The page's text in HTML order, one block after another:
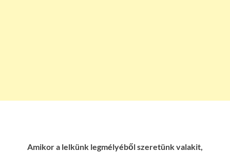
Amikor a lelkünk legmélyéből szeretünk valakit,